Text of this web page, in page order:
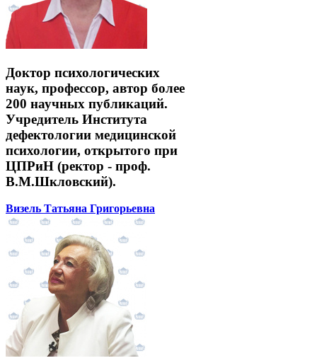
Доктор психологических
наук, профессор, автор более
200 научных публикаций.
Учредитель Института
дефектологии медицинской
психологии, открытого при
ЦПРиН (ректор - проф.
В.М.Шкловский).
Визель Татьяна Григорьевна